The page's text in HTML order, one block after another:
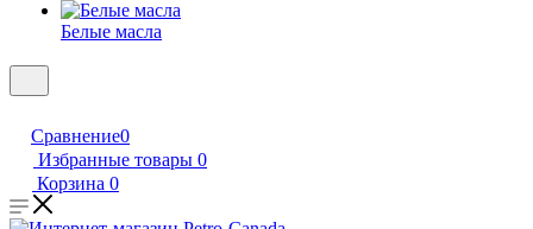
Белые масла
Сравнение0
Избранные товары 0
Корзина 0